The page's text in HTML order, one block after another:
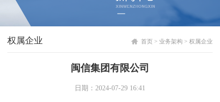
权属企业 首页 > 业务架构 > 权属企业
闽信集团有限公司
日期：2024-07-29 16:41